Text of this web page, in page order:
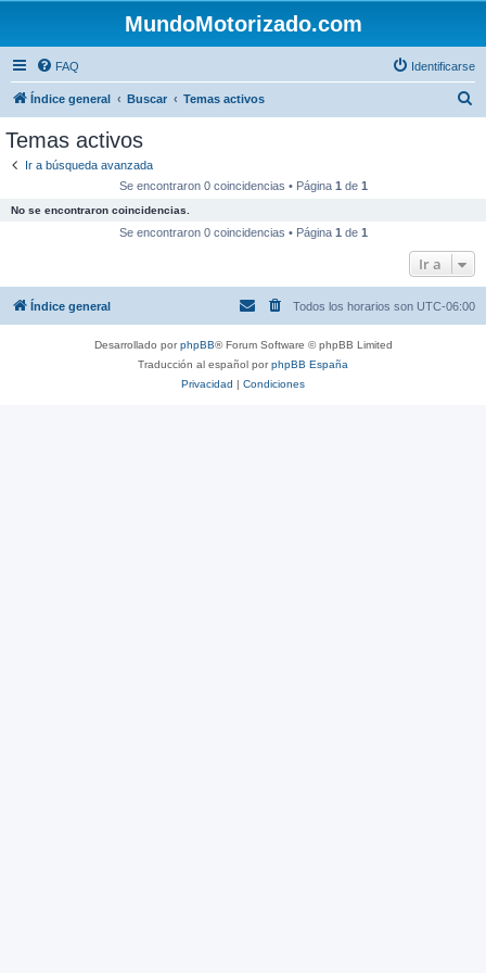
MundoMotorizado.com
FAQ Identificarse
Índice general Buscar Temas activos
Temas activos
Ir a búsqueda avanzada
Se encontraron 0 coincidencias • Página 1 de 1
No se encontraron coincidencias.
Se encontraron 0 coincidencias • Página 1 de 1
Ir a
Índice general Todos los horarios son UTC-06:00
Desarrollado porphpBB® Forum Software © phpBB Limited
Traducción al español porphpBB España
Privacidad | Condiciones